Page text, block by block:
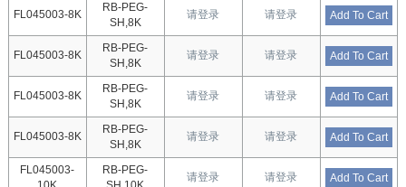
FL045003-8K
RB-PEG-
SH,8K
请登录 请登录 Add To Cart
FL045003-8K
RB-PEG-
SH,8K
请登录 请登录 Add To Cart
FL045003-8K
RB-PEG-
SH,8K
请登录 请登录 Add To Cart
FL045003-8K
RB-PEG-
SH,8K
请登录 请登录 Add To Cart
FL045003-
RB-PEG-
请登录 请登录 Add To Cart